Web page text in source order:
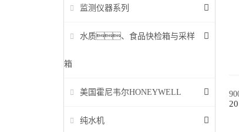
监测仪器系列
水质、食品快检箱与采样
箱
美国霍尼韦尔HONEYWELL
纯水机